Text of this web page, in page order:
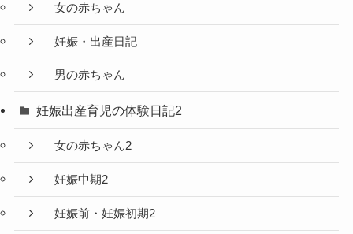
女の赤ちゃん
妊娠・出産日記
男の赤ちゃん
妊娠出産育児の体験日記2
女の赤ちゃん2
妊娠中期2
妊娠前・妊娠初期2